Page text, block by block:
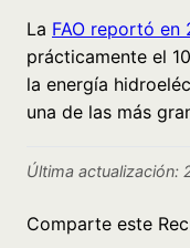
La FAO reportó en
prácticamente el
la energía
una de las más
Última actualización:
Comparte este